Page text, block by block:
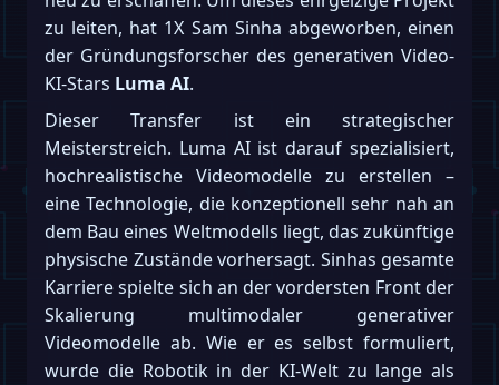
zu leiten, hat 1X Sam Sinha abgeworben, einen
der Gründungsforscher des generativen Video-
KI-Stars Luma AI.
Dieser Transfer ist ein strategischer
Meisterstreich. Luma AI ist darauf spezialisiert,
hochrealistische Videomodelle zu erstellen –
eine Technologie, die konzeptionell sehr nah an
dem Bau eines Weltmodells liegt, das zukünftige
physische Zustände vorhersagt. Sinhas gesamte
Karriere spielte sich an der vordersten Front der
Skalierung multimodaler generativer
Videomodelle ab. Wie er es selbst formuliert,
wurde die Robotik in der KI-Welt zu lange als